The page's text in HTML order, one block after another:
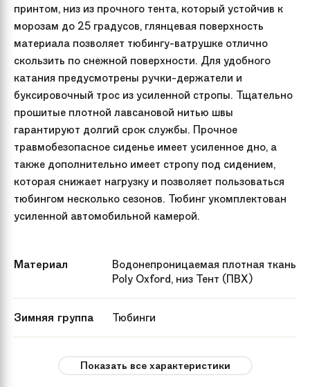
принтом, низ из прочного тента, который устойчив к
морозам до 25 градусов, глянцевая поверхность
материала позволяет тюбингу-ватрушке отлично
скользить по снежной поверхности. Для удобного
катания предусмотрены ручки-держатели и
буксировочный трос из усиленной стропы. Тщательно
прошитые плотной лавсановой нитью швы
гарантируют долгий срок службы. Прочное
травмобезопасное сиденье имеет усиленное дно, а
также дополнительно имеет стропу под сидением,
которая снижает нагрузку и позволяет пользоваться
тюбингом несколько сезонов. Тюбинг укомплектован
усиленной автомобильной камерой.
Материал
Водонепроницаемая плотная ткань
Poly Oxford, низ Тент (ПВХ)
Зимняя группа Тюбинги
Показать все характеристики